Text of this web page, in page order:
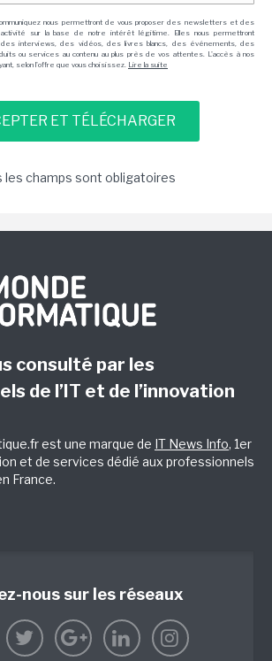
nous permettront de vous proposer des newsletters et des
sur la base de notre intérêt légitime. Elles nous permettront
des interviews, des vidéos, des livres blancs, des événements, des
ou services au contenu au plus près de vos attentes. L'accès à nos
selon l'offre que vous choisissez. Lire la suite
les champs sont obligatoires
consulté par les
de l’IT et de l’innovation
est une marque de IT News Info, 1er
et de services dédié aux professionnels
France.
nous sur les réseaux